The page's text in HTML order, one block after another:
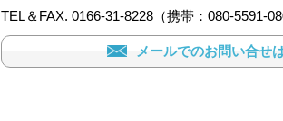
TEL＆FAX. 0166-31-8228（携帯：080-5591-
メールでのお問い合せ